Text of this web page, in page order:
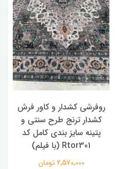
روفرشی کشدار و کاور فرش
کشدار ترنج طرح سنتی و
پتینه سایز بندی کامل کد
Rtor301 (با فیلم)
2,570,000 تومان